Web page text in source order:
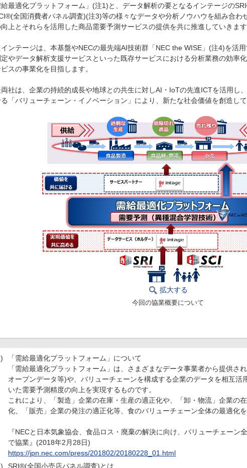
最適化プラットフォーム」(注1)と、データ解析の要となるインテージの
全国消費者パネル調査)(注3)等の様々なデータや分析ノウハウを組み合わ
上とそれらを活用した商品需要予測サービスの提供を共に推進していきます
ンテージは、本基盤やNECの最先端AI技術群「NEC the WISE」(注4)を活
やデータ解析支援サービスといった既存サービスにおける分析業務の効率
スの事業化を目指します。
社は、企業の持続的成長や地球との共生に対しAI・IoTの先進ICTを活用し
「バリューチェーン・イノベーション」により、新たな社会価値を創造して
拡大する
今回の協業概要について
「需給最適化プラットフォーム」について
「需給最適化プラットフォーム」は、さまざまなデータ事業者から提供さ
オープンデータ等)や、バリューチェーンを構成する企業のデータを相互活
いた需要予測精度の向上を実現するものです。
これにより、「製造」企業の在庫・生産の適正化や、「卸・物流」企業の
化、「販売」企業の発注の適正化等、食のバリューチェーン全体の最適化を
『NECと日本気象協会、食品ロス・廃棄の解決に向け、バリューチェーン
で協業』(2018年2月28日)
https://jpn.nec.com/press/201802/20180228_01.html
SRI®(全国小売店パネル調査)とは